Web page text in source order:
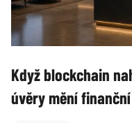
Když blockchain
úvěry mění